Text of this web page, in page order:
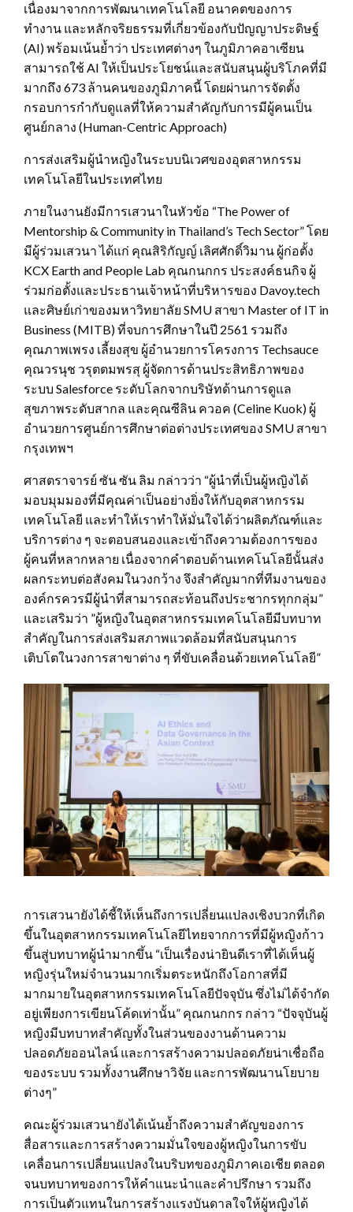
เนื่องมาจากการพัฒนาเทคโนโลยี อนาคตของการ
ทำงาน และหลักจริยธรรมที่เกี่ยวข้องกับปัญญาประดิษฐ์
(AI) พร้อมเน้นย้ำว่า ประเทศต่างๆ ในภูมิภาคอาเซียน
สามารถใช้ AI ให้เป็นประโยชน์และสนับสนุนผู้บริโภคที่มี
มากถึง 673 ล้านคนของภูมิภาคนี้ โดยผ่านการจัดตั้ง
กรอบการกำกับดูแลที่ให้ความสำคัญกับการมีผู้คนเป็น
ศูนย์กลาง (‎Human-Centric Approach‎)
การส่งเสริมผู้นำหญิงในระบบนิเวศของอุตสาหกรรม
เทคโนโลยีในประเทศไทย
ภายในงานยังมีการเสวนาในหัวข้อ “The Power of
Mentorship & Community in Thailand’s Tech Sector” โดย
มีผู้ร่วมเสวนา ได้แก่ คุณสิริกัญญ์ เลิศศักดิ์วิมาน ผู้ก่อตั้ง
KCX Earth and People Lab คุณกนกกร ประสงค์ธนกิจ ผู้
ร่วมก่อตั้งและประธานเจ้าหน้าที่บริหารของ Davoy.tech
และศิษย์เก่าของมหาวิทยาลัย SMU สาขา Master of IT in
Business (MITB) ที่จบการศึกษาในปี 2561 รวมถึง
คุณภาพเพรง เลี้ยงสุข ผู้อำนวยการโครงการ Techsauce
คุณวรนุช วรุตตมพรสุ ผู้จัดการด้านประสิทธิภาพของ
ระบบ Salesforce ระดับโลกจากบริษัทด้านการดูแล
สุขภาพระดับสากล และคุณซีลิน ควอค (Celine Kuok‎) ผู้
อำนวยการศูนย์การศึกษาต่อต่างประเทศของ SMU สาขา
กรุงเทพฯ
ศาสตราจารย์ ซัน ซัน ลิม กล่าวว่า “ผู้นำที่เป็นผู้หญิงได้
มอบมุมมองที่มีคุณค่าเป็นอย่างยิ่งให้กับอุตสาหกรรม
เทคโนโลยี และทำให้เราทำให้มั่นใจได้ว่าผลิตภัณฑ์และ
บริการต่าง ๆ จะตอบสนองและเข้าถึงความต้องการของ
ผู้คนที่หลากหลาย เนื่องจากคำตอบด้านเทคโนโลยีนั้นส่ง
ผลกระทบต่อสังคมในวงกว้าง จึงสำคัญมากที่ทีมงานของ
องค์กรควรมีผู้นำที่สามารถสะท้อนถึงประชากรทุกกลุ่ม”
และเสริมว่า ‎”‎ผู้หญิงในอุตสาหกรรมเทคโนโลยีมีบทบาท
สำคัญในการส่งเสริมสภาพแวดล้อมที่สนับสนุนการ
เติบโตในวงการสาขาต่าง ๆ ที่ขับเคลื่อนด้วยเทคโนโลยี‎”
การเสวนายังได้ชี้ให้เห็นถึงการเปลี่ยนแปลงเชิงบวกที่เกิด
ขึ้นในอุตสาหกรรมเทคโนโลยีไทยจากการที่มีผู้หญิงก้าว
ขึ้นสู่บทบาทผู้นำมากขึ้น “เป็นเรื่องน่ายินดีเราที่ได้เห็นผู้
หญิงรุ่นใหม่จำนวนมากเริ่มตระหนักถึงโอกาสที่มี
มากมายในอุตสาหกรรมเทคโนโลยีปัจจุบัน ซึ่งไม่ได้จำกัด
อยู่เพียงการเขียนโค้ดเท่านั้น” คุณกนกกร กล่าว “ปัจจุบันผู้
หญิงมีบทบาทสำคัญทั้งในส่วนของงานด้านความ
ปลอดภัยออนไลน์ ‎และการสร้างความปลอดภัยน่าเชื่อถือ
ของระบบ รวมทั้งงานศึกษาวิจัย และการพัฒนานโยบาย
ต่างๆ”‎
คณะผู้ร่วมเสวนายังได้เน้นย้ำถึงความสำคัญของการ
สื่อสารและการสร้างความมั่นใจของผู้หญิงในการขับ
เคลื่อนการเปลี่ยนแปลงในบริบทของภูมิภาคเอเชีย ตลอด
จนบทบาทของการให้คำแนะนำและคำปรึกษา รวมถึง
การเป็นตัวแทนในการสร้างแรงบันดาลใจให้ผู้หญิงได้